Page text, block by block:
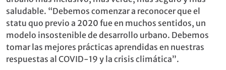
saludable. “Debemos comenzar a reconocer que el
statu quo previo a 2020 fue en muchos sentidos, un
modelo insostenible de desarrollo urbano. Debemos
tomar las mejores prácticas aprendidas en nuestras
respuestas al COVID-19 y la crisis climática”.